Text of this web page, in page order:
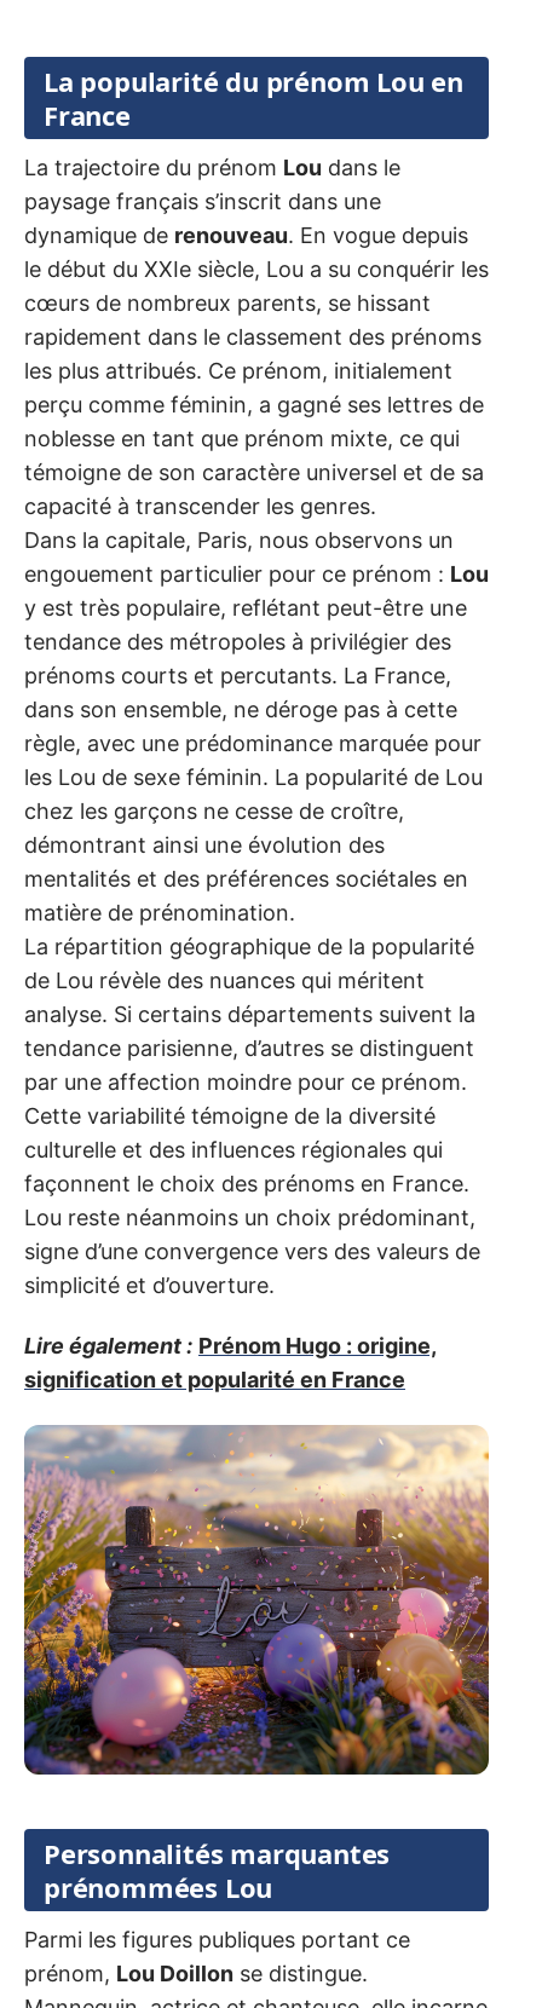
La popularité du prénom Lou en
France
La trajectoire du prénom Lou dans le
paysage français s’inscrit dans une
dynamique de renouveau. En vogue depuis
le début du XXIe siècle, Lou a su conquérir les
cœurs de nombreux parents, se hissant
rapidement dans le classement des prénoms
les plus attribués. Ce prénom, initialement
perçu comme féminin, a gagné ses lettres de
noblesse en tant que prénom mixte, ce qui
témoigne de son caractère universel et de sa
capacité à transcender les genres.
Dans la capitale, Paris, nous observons un
engouement particulier pour ce prénom : Lou
y est très populaire, reflétant peut-être une
tendance des métropoles à privilégier des
prénoms courts et percutants. La France,
dans son ensemble, ne déroge pas à cette
règle, avec une prédominance marquée pour
les Lou de sexe féminin. La popularité de Lou
chez les garçons ne cesse de croître,
démontrant ainsi une évolution des
mentalités et des préférences sociétales en
matière de prénomination.
La répartition géographique de la popularité
de Lou révèle des nuances qui méritent
analyse. Si certains départements suivent la
tendance parisienne, d’autres se distinguent
par une affection moindre pour ce prénom.
Cette variabilité témoigne de la diversité
culturelle et des influences régionales qui
façonnent le choix des prénoms en France.
Lou reste néanmoins un choix prédominant,
signe d’une convergence vers des valeurs de
simplicité et d’ouverture.
Lire également : Prénom Hugo : origine,
signification et popularité en France
Personnalités marquantes
prénommées Lou
Parmi les figures publiques portant ce
prénom, Lou Doillon se distingue.